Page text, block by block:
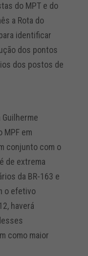
do MPT e do
a Rota do
identificar
dos pontos
dos postos de
MPF em
conjunto com o
de extrema
da BR-163 e
o efetivo
haverá
como maior